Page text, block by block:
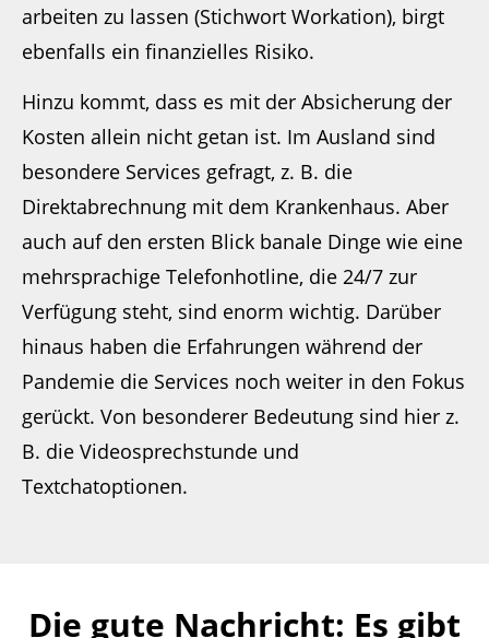
arbeiten zu lassen (Stichwort Workation), birgt
ebenfalls ein finanzielles Risiko.
Hinzu kommt, dass es mit der Absicherung der
Kosten allein nicht getan ist. Im Ausland sind
besondere Services gefragt, z. B. die
Direktabrechnung mit dem Krankenhaus. Aber
auch auf den ersten Blick banale Dinge wie eine
mehrsprachige Telefonhotline, die 24/7 zur
Verfügung steht, sind enorm wichtig. Darüber
hinaus haben die Erfahrungen während der
Pandemie die Services noch weiter in den Fokus
gerückt. Von besonderer Bedeutung sind hier z.
B. die Videosprechstunde und
Textchatoptionen.
Die gute Nachricht: Es gibt